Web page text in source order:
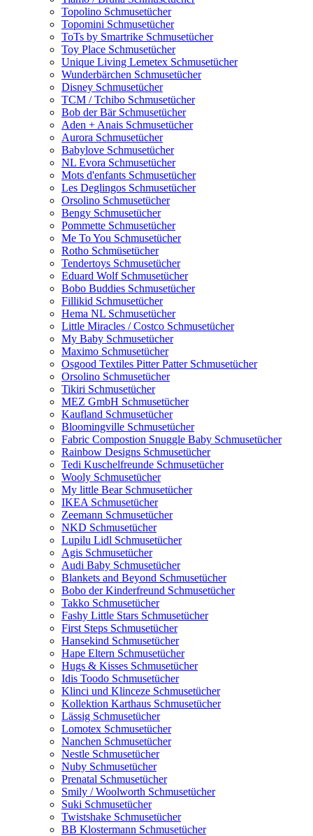
Topolino Schmusetücher
Topomini Schmusetücher
ToTs by Smartrike Schmusetücher
Toy Place Schmusetücher
Unique Living Lemetex Schmusetücher
Wunderbärchen Schmusetücher
Disney Schmusetücher
TCM / Tchibo Schmusetücher
Bob der Bär Schmusetücher
Aden + Anais Schmusetücher
Aurora Schmusetücher
Babylove Schmusetücher
NL Evora Schmusetücher
Mots d'enfants Schmusetücher
Les Deglingos Schmusetücher
Orsolino Schmusetücher
Bengy Schmusetücher
Pommette Schmusetücher
Me To You Schmusetücher
Rotho Schmüsetücher
Tendertoys Schmusetücher
Eduard Wolf Schmusetücher
Bobo Buddies Schmusetücher
Fillikid Schmusetücher
Hema NL Schmusetücher
Little Miracles / Costco Schmusetücher
My Baby Schmusetücher
Maximo Schmusetücher
Osgood Textiles Pitter Patter Schmusetücher
Orsolino Schmusetücher
Tikiri Schmusetücher
MEZ GmbH Schmusetücher
Kaufland Schmusetücher
Bloomingville Schmusetücher
Fabric Compostion Snuggle Baby Schmusetücher
Rainbow Designs Schmusetücher
Tedi Kuschelfreunde Schmusetücher
Wooly Schmusetücher
My little Bear Schmusetücher
IKEA Schmusetücher
Zeemann Schmusetücher
NKD Schmusetücher
Lupilu Lidl Schmusetücher
Agis Schmusetücher
Audi Baby Schmusetücher
Blankets and Beyond Schmusetücher
Bobo der Kinderfreund Schmusetücher
Takko Schmusetücher
Fashy Little Stars Schmusetücher
First Steps Schmusetücher
Hansekind Schmusetücher
Hape Eltern Schmusetücher
Hugs & Kisses Schmusetücher
Idis Toodo Schmusetücher
Klinci und Klinceze Schmusetücher
Kollektion Karthaus Schmusetücher
Lässig Schmusetücher
Lomotex Schmusetücher
Nanchen Schmusetücher
Nestle Schmusetücher
Nuby Schmusetücher
Prenatal Schmusetücher
Smily / Woolworth Schmusetücher
Suki Schmusetücher
Twistshake Schmusetücher
BB Klostermann Schmusetücher